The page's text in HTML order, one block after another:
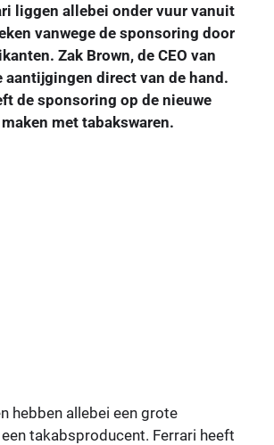
liggen allebei onder vuur vanuit
vanwege de sponsoring door
Zak Brown, de CEO van
aantijgingen direct van de hand.
de sponsoring op de nieuwe
met tabakswaren.
hebben allebei een grote
takabsproducent. Ferrari heeft